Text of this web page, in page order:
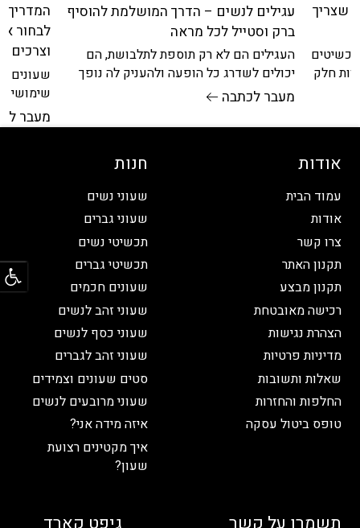
שצריך
חלק
עגילים לנשים – הדרך המושלמת להוסיף
ברק וסטייל לכל מראה
העגילים הם לא רק תוספת לתלבושת, הם
יכולים לשדרג כל הופעה ולהעניק לה נופך
של יוקרה ואלגנטיות. בעשור האחרון, עגילים
מעבר לכתבה
המדריך
לבחור
וצרכים
שעונים
שימושי
פריט
היומיומית.
מעבר
אודות
עמוד הבית
אודות
צרו קשר
תקנון האתר
תקנון מבצע
רכישה מאובטחת
הצהרת נגישות
מדיניות פרטיות
שאלות ותשובות
החלפות והחזרות
טופס ביטול עסקה
חנות
שעוני נשים
שעוני גברים
תכשיטי נשים
תכשיטי גברים
שעונים חכמים
שעוני זהב לנשים
שעוני כסף לנשים
שעוני זהב לגברים
סטים שעונים וצמידים
שעוני מרובעים לנשים
איזה מידה אני?
איך מקטינים רצועת
שעון?